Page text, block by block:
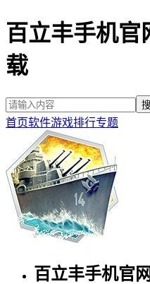
百立丰手机官
载
首页软件游戏排行专题
百立丰手机官